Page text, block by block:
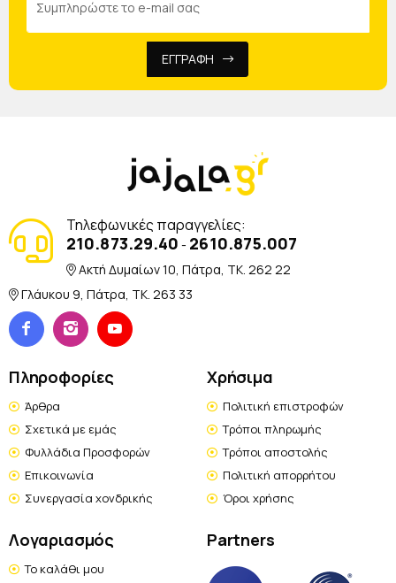
ΕΓΓΡΑΦΗ
Τηλεφωνικές παραγγελίες:
210.873.29.40 - 2610.875.007
Ακτή Δυμαίων 10, Πάτρα, TK. 262 22
Γλάυκου 9, Πάτρα, TK. 263 33
Πληροφορίες
Άρθρα
Σχετικά με εμάς
Φυλλάδια Προσφορών
Επικοινωνία
Συνεργασία χονδρικής
Χρήσιμα
Πολιτική επιστροφών
Τρόποι πληρωμής
Τρόποι αποστολής
Πολιτική απορρήτου
Όροι χρήσης
Λογαριασμός
Το καλάθι μου
Partners